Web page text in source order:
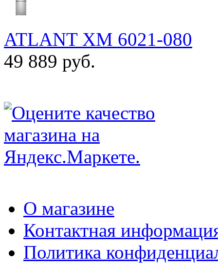
ATLANT ХМ 6021-080
49 889 руб.
О магазине
Контактная
Политика